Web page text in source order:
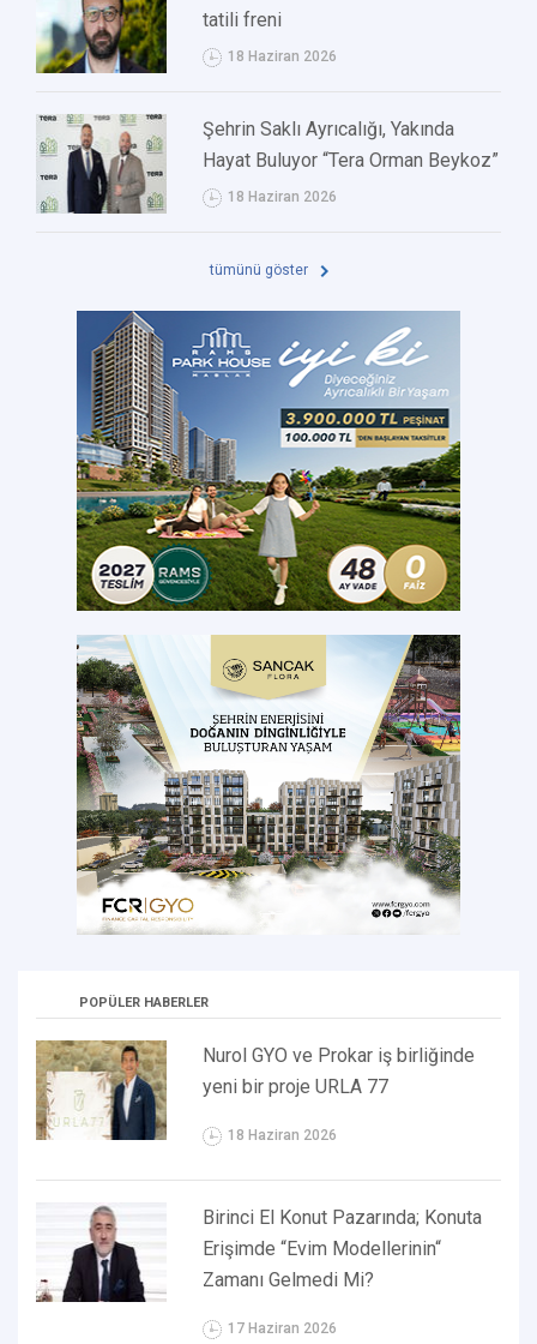
tatili freni
18 Haziran 2026
Şehrin Saklı Ayrıcalığı, Yakında
Hayat Buluyor “Tera Orman Beykoz”
18 Haziran 2026
tümünü göster
POPÜLER HABERLER
Nurol GYO ve Prokar iş birliğinde
yeni bir proje URLA 77
18 Haziran 2026
Birinci El Konut Pazarında; Konuta
Erişimde “Evim Modellerinin“
Zamanı Gelmedi Mi?
17 Haziran 2026